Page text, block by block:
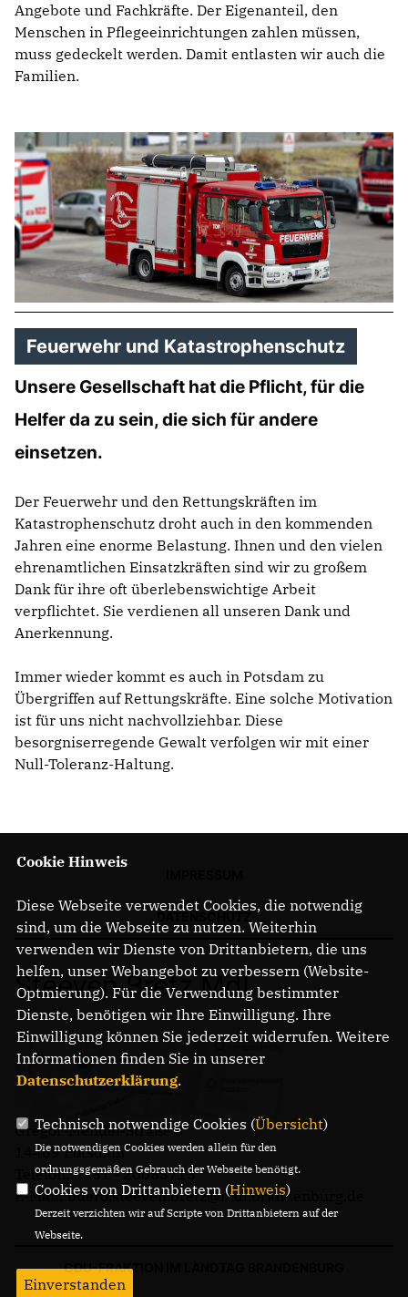
Angebote und Fachkräfte. Der Eigenanteil, den
Menschen in Pflegeeinrichtungen zahlen müssen,
muss gedeckelt werden. Damit entlasten wir auch die
Familien.
Feuerwehr und Katastrophenschutz
Unsere Gesellschaft hat die Pflicht, für die
Helfer da zu sein, die sich für andere
einsetzen.
Der Feuerwehr und den Rettungskräften im
Katastrophenschutz droht auch in den kommenden
Jahren eine enorme Belastung. Ihnen und den vielen
ehrenamtlichen Einsatzkräften sind wir zu großem
Dank für ihre oft überlebenswichtige Arbeit
verpflichtet. Sie verdienen all unseren Dank und
Anerkennung.
Immer wieder kommt es auch in Potsdam zu
Übergriffen auf Rettungskräfte. Eine solche Motivation
ist für uns nicht nachvollziehbar. Diese
besorgniserregende Gewalt verfolgen wir mit einer
Null-Toleranz-Haltung.
Steeven Bretz MdL
Gregor-Mendel-Straße 3
14469 Potsdam
Telefon: 0331 - 20085713
E-Mail: buero.steeven.bretz@mdl.brandenburg.de
CDU-FRAKTION IM LANDTAG BRANDENBURG
Cookie Hinweis
Diese Webseite verwendet Cookies, die notwendig
sind, um die Webseite zu nutzen. Weiterhin
verwenden wir Dienste von Drittanbietern, die uns
helfen, unser Webangebot zu verbessern (Website-
Optmierung). Für die Verwendung bestimmter
Dienste, benötigen wir Ihre Einwilligung. Ihre
Einwilligung können Sie jederzeit widerrufen. Weitere
Informationen finden Sie in unserer
Datenschutzerklärung.
Technisch notwendige Cookies (Übersicht)
Die notwendigen Cookies werden allein für den
ordnungsgemäßen Gebrauch der Webseite benötigt.
Cookies von Drittanbietern (Hinweis)
Derzeit verzichten wir auf Scripte von Drittanbietern auf der
Webseite.
Einverstanden